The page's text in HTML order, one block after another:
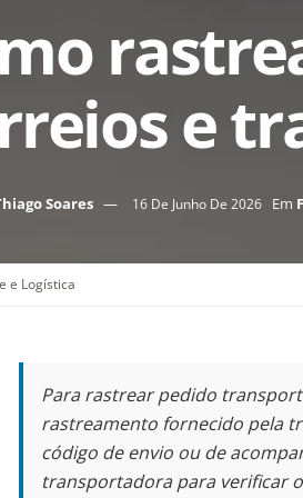
e
Soares 16 De Junho De 2026 Em
e Logística
Para rastrear pedido
rastreamento fornecido pela
código de envio ou de
transportadora para verificar